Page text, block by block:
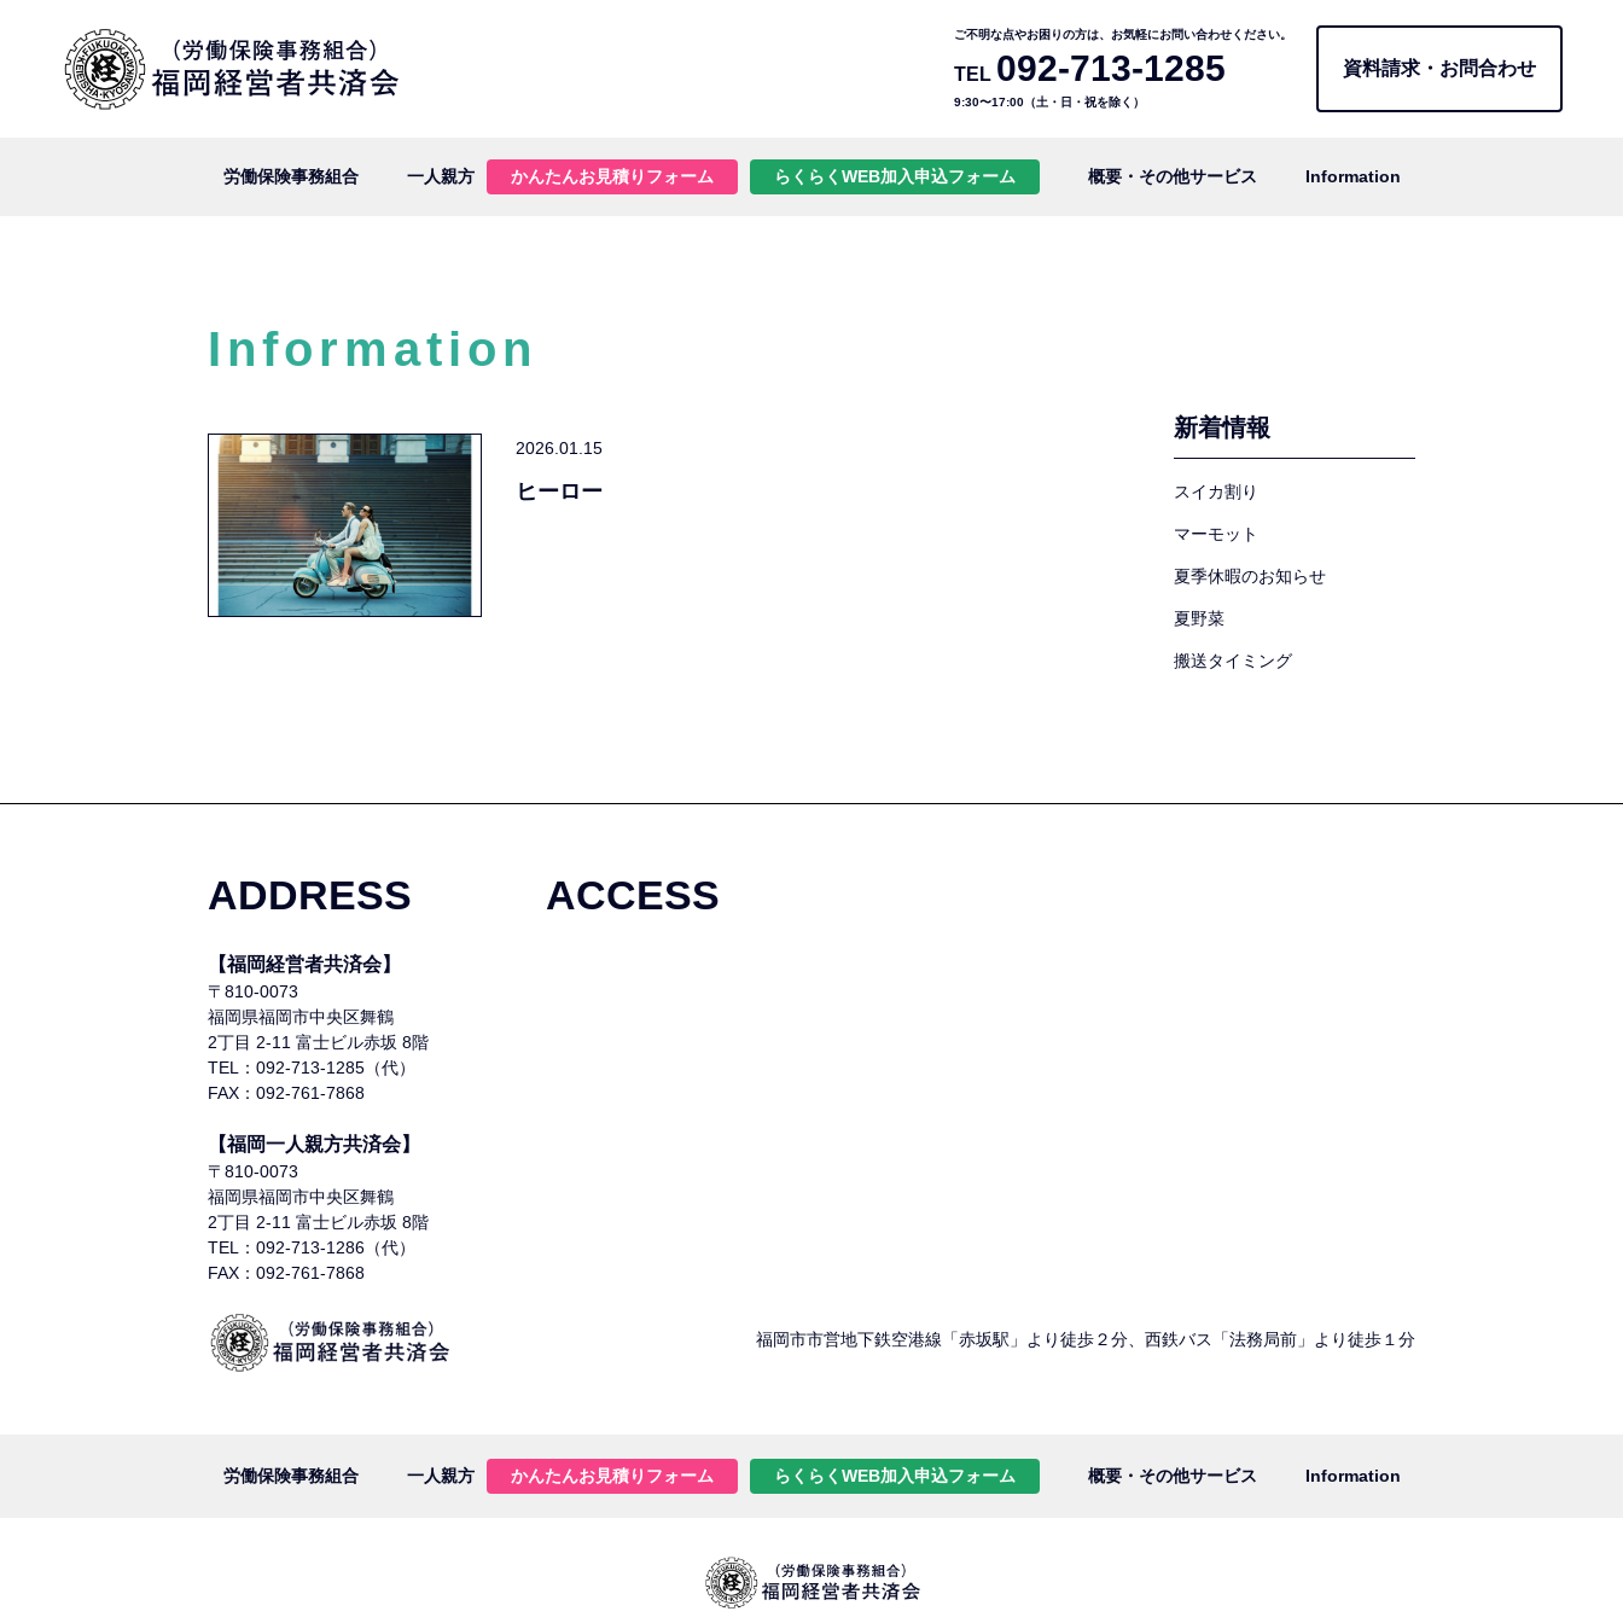
ご不明な点やお困りの方は、お気軽にお問い合わせください。
TEL 092-713-1285
9:30〜17:00（土・日・祝を除く）
資料請求・お問合わせ
労働保険事務組合 一人親方 かんたんお見積りフォーム らくらくWEB加入申込フォーム 概要・その他サービス Information
Information
2026.01.15
ヒーロー
新着情報
スイカ割り
マーモット
夏季休暇のお知らせ
夏野菜
搬送タイミング
ADDRESS
【福岡経営者共済会】
〒810-0073
福岡県福岡市中央区舞鶴
2丁目 2-11 富士ビル赤坂 8階
TEL：092-713-1285（代）
FAX：092-761-7868
【福岡一人親方共済会】
〒810-0073
福岡県福岡市中央区舞鶴
2丁目 2-11 富士ビル赤坂 8階
TEL：092-713-1286（代）
FAX：092-761-7868
ACCESS
福岡市市営地下鉄空港線「赤坂駅」より徒歩２分、西鉄バス「法務局前」より徒歩１分
労働保険事務組合 一人親方 かんたんお見積りフォーム らくらくWEB加入申込フォーム 概要・その他サービス Information